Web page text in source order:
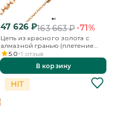
47 626₽163 663₽-71%
Цепь из красного золота с
алмазной гранью (плетение
«Шарики»)
5.0 1 отзыв
В корзину